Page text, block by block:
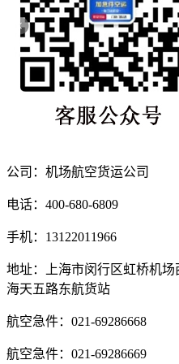
公司：机场航空货运公司
电话：400-680-6809
手机：13122011966
地址：上海市闵行区虹桥机场
海天五路东航货站
航空急件：021-69286668
航空急件：021-69286669